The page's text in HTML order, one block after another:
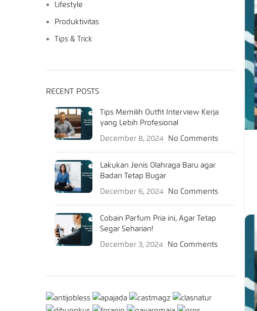
Lifestyle
Produktivitas
Tips & Trick
RECENT POSTS
Tips Memilih Outfit Interview Kerja
yang Lebih Profesional
December 8, 2024 No Comments
Lakukan Jenis Olahraga Baru agar
Badan Tetap Bugar
December 6, 2024 No Comments
Cobain Parfum Pria ini, Agar Tetap
Segar Seharian!
December 3, 2024 No Comments